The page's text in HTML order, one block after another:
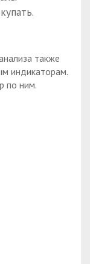
также
индикаторам.
по ним.